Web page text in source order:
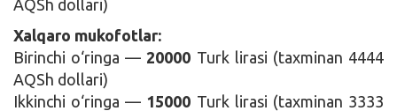
AQSh dollari)
Xalqaro mukofotlar:
Birinchi o‘ringa — 20000 Turk lirasi (taxminan 4444
AQSh dollari)
Ikkinchi o‘ringa — 15000 Turk lirasi (taxminan 3333